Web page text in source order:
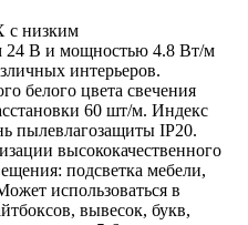
с низким
24 В и мощностью 4.8 Вт/м
интерьеров.
белого цвета свечения
60 шт/м. Индекс
пылевлагозащиты IP20.
высококачественного
подсветка мебели,
использоваться в
вывесок, букв,